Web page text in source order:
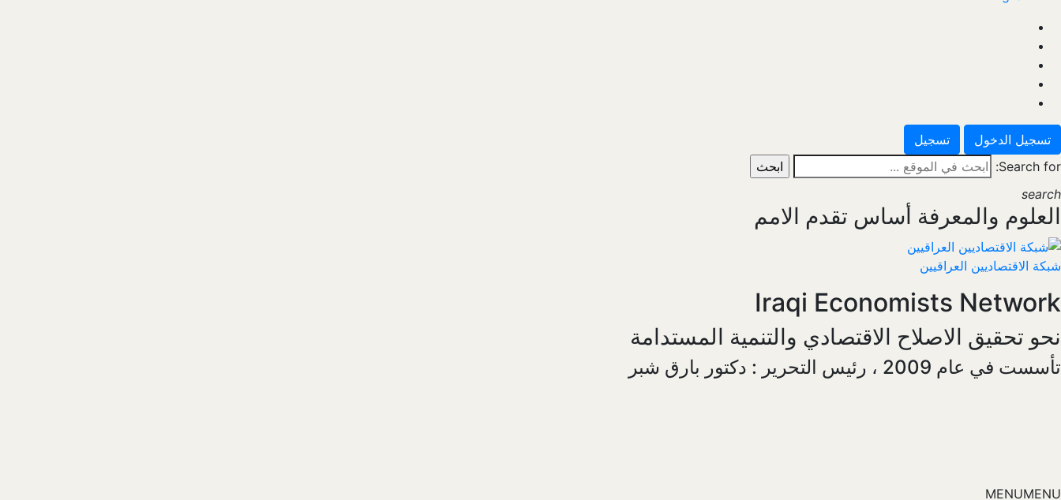
تسجيل الدخول
تسجيل
Search for:
search
العلوم والمعرفة أساس تقدم الامم
شبكة الاقتصاديين العراقيين
Iraqi Economists Network
نحو تحقيق الاصلاح الاقتصادي والتنمية المستدامة
تأسست في عام 2009 ، رئيس التحرير : دكتور بارق شبر
MENUMENU